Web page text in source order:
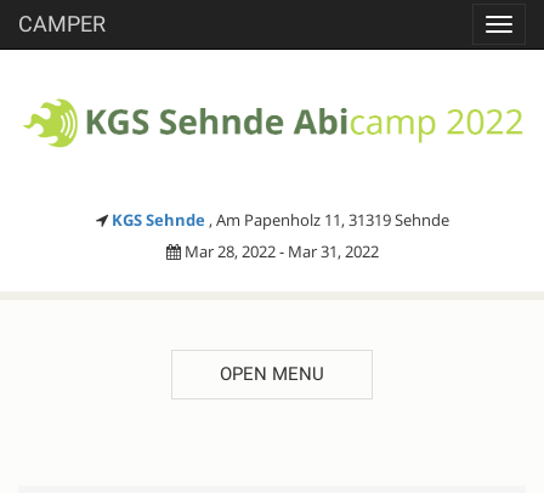
CAMPER
KGS Sehnde , Am Papenholz 11, 31319 Sehnde
Mar 28, 2022 - Mar 31, 2022
OPEN MENU